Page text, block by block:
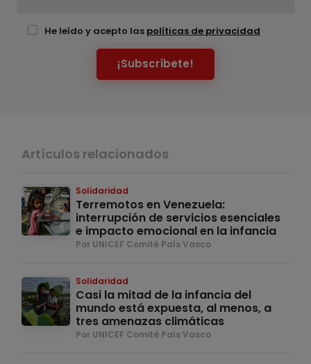
He leído y acepto las políticas de privacidad
¡Subscríbete!
Artículos relacionados
Solidaridad
Terremotos en Venezuela:
interrupción de servicios esenciales
e impacto emocional en la infancia
Por UNICEF Comité País Vasco
Solidaridad
Casi la mitad de la infancia del
mundo está expuesta, al menos, a
tres amenazas climáticas
Por UNICEF Comité País Vasco